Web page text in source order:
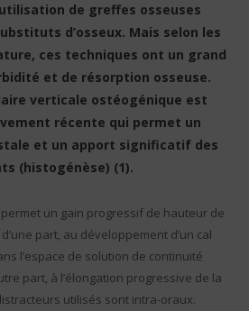
de greffes osseuses
d’osseux. Mais selon les
ces techniques ont un grand
et de résorption osseuse.
verticale ostéogénique est
récente qui permet un
et un apport significatif des
(histogénèse) (1).
un gain progressif de hauteur de
part, au développement d’un cal
l’espace de solution de continuité
part, à l’élongation progressive de la
utilisés sont intra-oraux.